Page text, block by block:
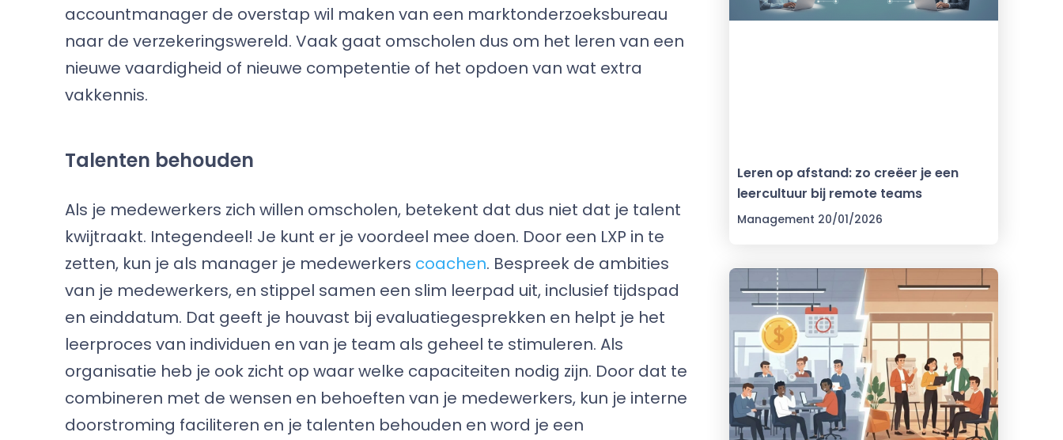
accountmanager de overstap wil maken van een marktonderzoeksbureau
naar de verzekeringswereld. Vaak gaat omscholen dus om het leren van een
nieuwe vaardigheid of nieuwe competentie of het opdoen van wat extra
vakkennis.
Talenten behouden
Als je medewerkers zich willen omscholen, betekent dat dus niet dat je talent
kwijtraakt. Integendeel! Je kunt er je voordeel mee doen. Door een LXP in te
zetten, kun je als manager je medewerkers coachen. Bespreek de ambities
van je medewerkers, en stippel samen een slim leerpad uit, inclusief tijdspad
en einddatum. Dat geeft je houvast bij evaluatiegesprekken en helpt je het
leerproces van individuen en van je team als geheel te stimuleren. Als
organisatie heb je ook zicht op waar welke capaciteiten nodig zijn. Door dat te
combineren met de wensen en behoeften van je medewerkers, kun je interne
doorstroming faciliteren en je talenten behouden en word je een
Leren op afstand: zo creëer je een
leercultuur bij remote teams
Management 20/01/2026